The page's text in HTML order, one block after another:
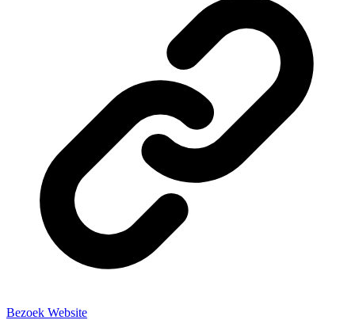
Bezoek Website